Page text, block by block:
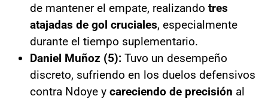
de mantener el empate, realizando tres
atajadas de gol cruciales, especialmente
durante el tiempo suplementario.
Daniel Muñoz (5): Tuvo un desempeño
discreto, sufriendo en los duelos defensivos
contra Ndoye y careciendo de precisión al